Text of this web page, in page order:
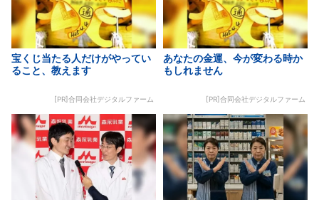
宝くじ当たる人だけがやってい
ること、教えます
[PR]合同会社デジタルファーム
あなたの金運、今が変わる時か
もしれません
[PR]合同会社デジタルファーム